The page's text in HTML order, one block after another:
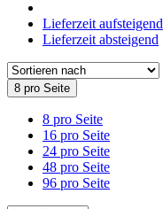
Lieferzeit aufsteigend
Lieferzeit absteigend
8 pro Seite
8 pro Seite
16 pro Seite
24 pro Seite
48 pro Seite
96 pro Seite